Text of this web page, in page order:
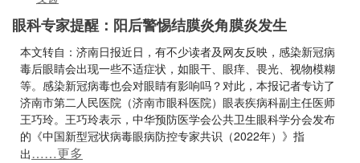
眼科专家提醒：阳后警惕结膜炎角膜炎发生
本文转自：济南日报近日，有不少读者及网友反映，感染新冠病
毒后眼睛会出现一些不适症状，如眼干、眼痒、畏光、视物模糊
等。感染新冠病毒也会对眼睛有影响吗？对此，本报记者专访了
济南市第二人民医院（济南市眼科医院）眼表疾病科副主任医师
王巧玲。王巧玲表示，中华预防医学会公共卫生眼科学分会发布
的《中国新型冠状病毒眼病防控专家共识（2022年）》指
出……更多